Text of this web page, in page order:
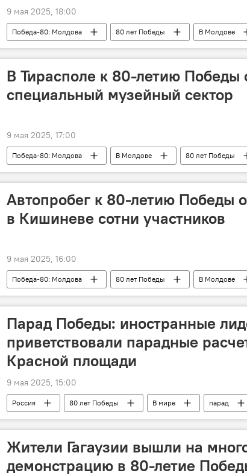
9 мая 2025, 18:00
Победа-80: Молдова 80 лет Победы В Молдове
В Тирасполе к 80-летию Победы
специальный музейный сектор
9 мая 2025, 17:00
Победа-80: Молдова В Молдове 80 лет Победы
Автопробег к 80-летию Победы
в Кишиневе сотни участников
9 мая 2025, 16:00
Победа-80: Молдова 80 лет Победы В Молдове
Парад Победы: иностранные
приветствовали парадные
Красной площади
9 мая 2025, 15:00
Россия 80 лет Победы В мире парад
Жители Гагаузии вышли на
демонстрацию в 80-летие